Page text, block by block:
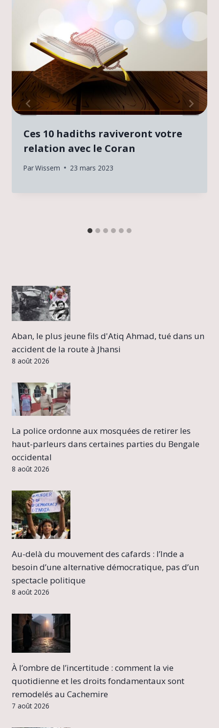
Ces 10 hadiths raviveront votre
relation avec le Coran
ParWissem 23 mars 2023
Aban, le plus jeune fils d'Atiq Ahmad, tué dans un
accident de la route à Jhansi
8 août 2026
La police ordonne aux mosquées de retirer les
haut-parleurs dans certaines parties du Bengale
occidental
8 août 2026
Au-delà du mouvement des cafards : l’Inde a
besoin d’une alternative démocratique, pas d’un
spectacle politique
8 août 2026
À l’ombre de l’incertitude : comment la vie
quotidienne et les droits fondamentaux sont
remodelés au Cachemire
7 août 2026